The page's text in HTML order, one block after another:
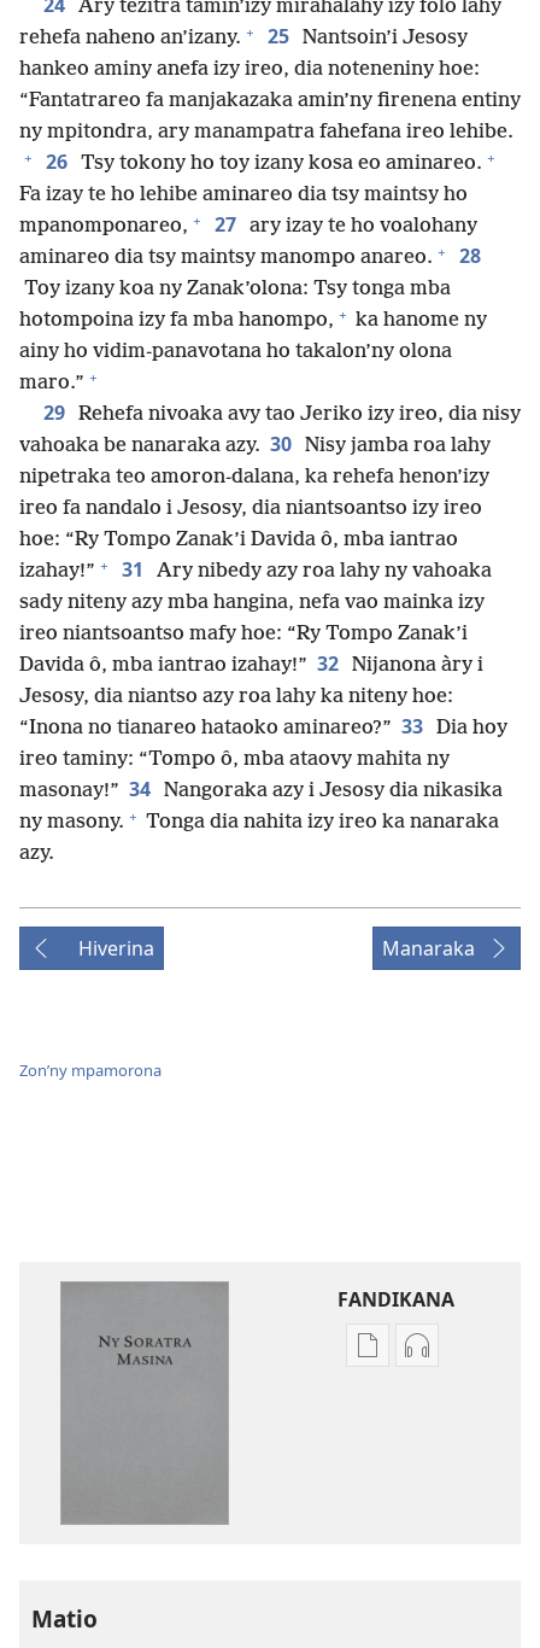
Ary tezitra tamin’izy mirahalahy izy folo lahy
rehefa naheno an’izany. + 25 Nantsoin’i Jesosy
hankeo aminy anefa izy ireo, dia noteneniny hoe:
“Fantatrareo fa manjakazaka amin’ny firenena entiny
ny mpitondra, ary manampatra fahefana ireo lehibe.
+ 26 Tsy tokony ho toy izany kosa eo aminareo. +
Fa izay te ho lehibe aminareo dia tsy maintsy ho
mpanomponareo, + 27 ary izay te ho voalohany
aminareo dia tsy maintsy manompo anareo. + 28
Toy izany koa ny Zanak’olona: Tsy tonga mba
hotompoina izy fa mba hanompo, + ka hanome ny
ainy ho vidim-panavotana ho takalon’ny olona
maro.” +
29 Rehefa nivoaka avy tao Jeriko izy ireo, dia nisy
vahoaka be nanaraka azy. 30 Nisy jamba roa lahy
nipetraka teo amoron-dalana, ka rehefa henon’izy
ireo fa nandalo i Jesosy, dia niantsoantso izy ireo
hoe: “Ry Tompo Zanak’i Davida ô, mba iantrao
izahay!” + 31
Ary nibedy azy roa lahy ny vahoaka
sady niteny azy mba hangina, nefa vao mainka izy
ireo niantsoantso mafy hoe: “Ry Tompo Zanak’i
Davida ô, mba iantrao izahay!” 32 Nijanona àry i
Jesosy, dia niantso azy roa lahy ka niteny hoe:
“Inona no tianareo hataoko aminareo?” 33 Dia hoy
ireo taminy: “Tompo ô, mba ataovy mahita ny
masonay!” 34 Nangoraka azy i Jesosy dia nikasika
ny masony. + Tonga dia nahita izy ireo ka nanaraka
azy.
Hiverina Manaraka
Zon’ny mpamorona
FANDIKANA
FandikanaFandikana
Matio